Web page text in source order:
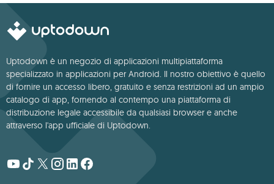
Uptodown è un negozio di applicazioni multipiattaforma
specializzato in applicazioni per Android. Il nostro obiettivo è quello
di fornire un accesso libero, gratuito e senza restrizioni ad un ampio
catalogo di app, fornendo al contempo una piattaforma di
distribuzione legale accessibile da qualsiasi browser e anche
attraverso l'app ufficiale di Uptodown.